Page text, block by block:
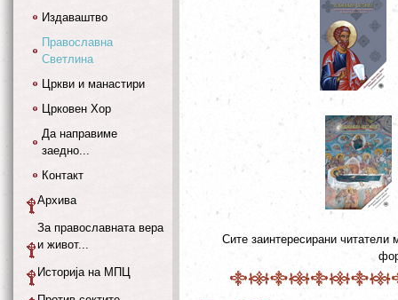
Сите заинтересирани
Издаваштво
Православна
Светлина
Цркви и манастири
Црковен Хор
Да направиме
заедно...
Контакт
Архива
За православната вера
и живот...
Историја на МПЦ